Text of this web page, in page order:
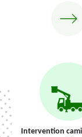
Intervention